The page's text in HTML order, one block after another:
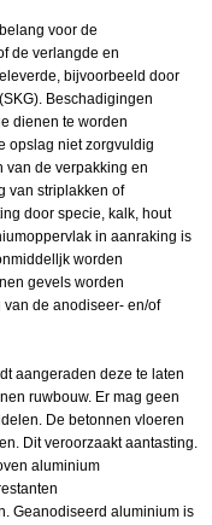
voor de
de verlangde en
bijvoorbeeld door
Beschadigingen
dienen te worden
opslag niet zorgvuldig
van de verpakking en
van striplakken of
door specie, kalk, hout
in aanraking is
worden
gevels worden
de anodiseer- en/of
aangeraden deze te laten
ruwbouw. Er mag geen
De betonnen vloeren
Dit veroorzaakt aantasting.
aluminium
Geanodiseerd aluminium is